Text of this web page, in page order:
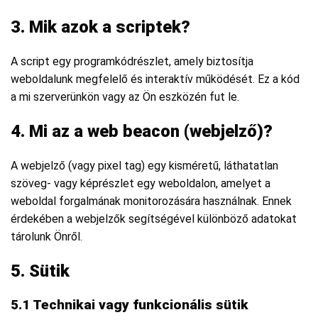
3. Mik azok a scriptek?
A script egy programkódrészlet, amely biztosítja
weboldalunk megfelelő és interaktív működését. Ez a kód
a mi szerverünkön vagy az Ön eszközén fut le.
4. Mi az a web beacon (webjelző)?
A webjelző (vagy pixel tag) egy kisméretű, láthatatlan
szöveg- vagy képrészlet egy weboldalon, amelyet a
weboldal forgalmának monitorozására használnak. Ennek
érdekében a webjelzők segítségével különböző adatokat
tárolunk Önről.
5. Sütik
5.1 Technikai vagy funkcionális sütik